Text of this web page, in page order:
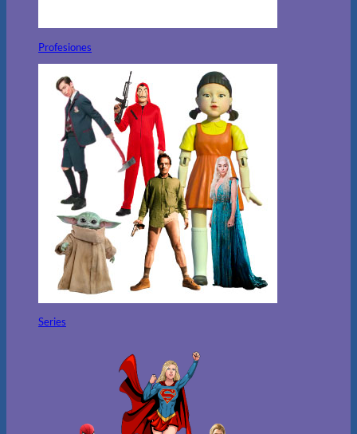
Profesiones
Series